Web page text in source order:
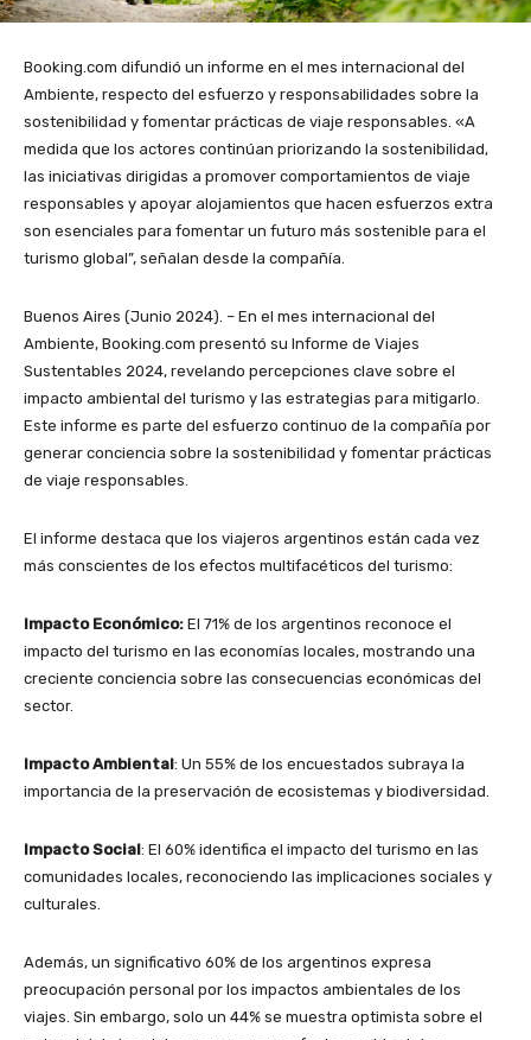
Booking.com difundió un informe en el mes internacional del
Ambiente, respecto del esfuerzo y responsabilidades sobre la
sostenibilidad y fomentar prácticas de viaje responsables. «A
medida que los actores continúan priorizando la sostenibilidad,
las iniciativas dirigidas a promover comportamientos de viaje
responsables y apoyar alojamientos que hacen esfuerzos extra
son esenciales para fomentar un futuro más sostenible para el
turismo global”, señalan desde la compañía.
Buenos Aires (Junio 2024). – En el mes internacional del
Ambiente, Booking.com presentó su Informe de Viajes
Sustentables 2024, revelando percepciones clave sobre el
impacto ambiental del turismo y las estrategias para mitigarlo.
Este informe es parte del esfuerzo continuo de la compañía por
generar conciencia sobre la sostenibilidad y fomentar prácticas
de viaje responsables.
El informe destaca que los viajeros argentinos están cada vez
más conscientes de los efectos multifacéticos del turismo:
Impacto Económico: El 71% de los argentinos reconoce el
impacto del turismo en las economías locales, mostrando una
creciente conciencia sobre las consecuencias económicas del
sector.
Impacto Ambiental: Un 55% de los encuestados subraya la
importancia de la preservación de ecosistemas y biodiversidad.
Impacto Social: El 60% identifica el impacto del turismo en las
comunidades locales, reconociendo las implicaciones sociales y
culturales.
Además, un significativo 60% de los argentinos expresa
preocupación personal por los impactos ambientales de los
viajes. Sin embargo, solo un 44% se muestra optimista sobre el